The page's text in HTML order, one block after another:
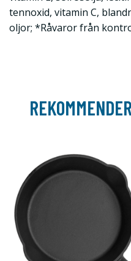
tennoxid, vitamin C,
oljor; *Råvaror från